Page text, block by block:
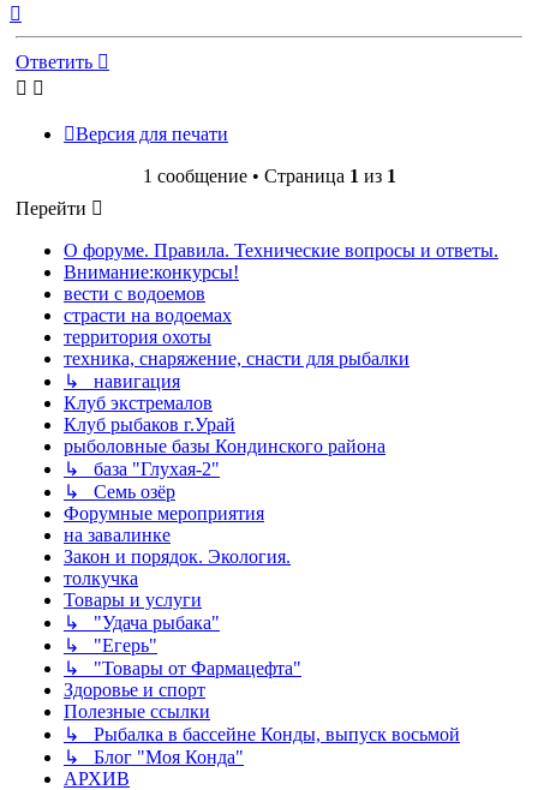
началу
Ответить
Версия для печати
1 сообщение • Страница 1 из 1
Перейти
О форуме. Правила. Технические вопросы и ответы.
Внимание:конкурсы!
вести с водоемов
страсти на водоемах
территория охоты
техника, снаряжение, снасти для рыбалки
↳ навигация
Клуб экстремалов
Клуб рыбаков г.Урай
рыболовные базы Кондинского района
↳ база "Глухая-2"
↳ Семь озёр
Форумные мероприятия
на завалинке
Закон и порядок. Экология.
толкучка
Товары и услуги
↳ "Удача рыбака"
↳ "Егерь"
↳ "Товары от Фармацефта"
Здоровье и спорт
Полезные ссылки
↳ Рыбалка в бассейне Конды, выпуск восьмой
↳ Блог "Моя Конда"
АРХИВ